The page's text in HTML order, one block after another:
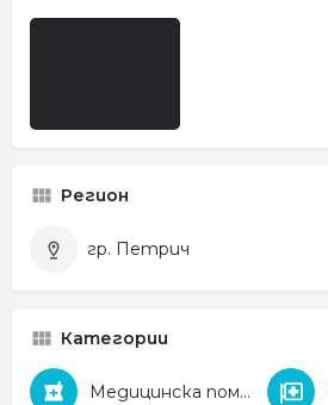
Регион
гр. Петрич
Категории
Медицинска помощ